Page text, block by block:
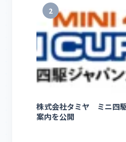
2
株式会社タミヤ ミニ四
案内を公開